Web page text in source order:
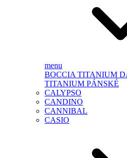
menu
BOCCIA TITANIUM
TITANIUM PÁNSKÉ
CALYPSO
CANDINO
CANNIBAL
CASIO